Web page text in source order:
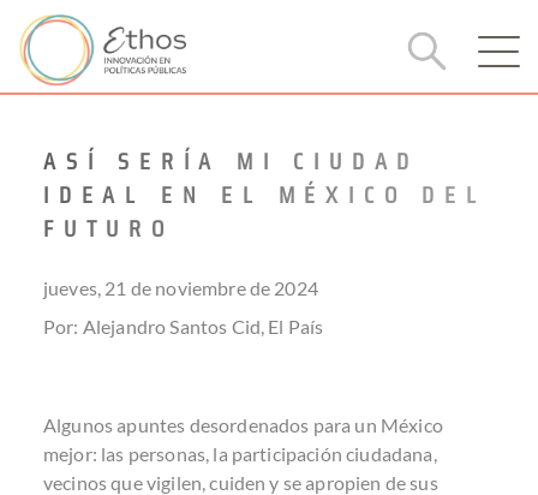
ASÍ SERÍA MI CIUDAD
IDEAL EN EL MÉXICO DEL
FUTURO
jueves, 21 de noviembre de 2024
Por: Alejandro Santos Cid, El País
Algunos apuntes desordenados para un México
mejor: las personas, la participación ciudadana,
vecinos que vigilen, cuiden y se apropien de sus